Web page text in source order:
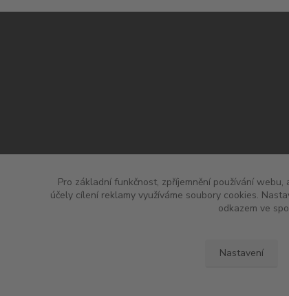
Pro základní funkčnost, zpříjemnění používání
účely cílení reklamy využíváme soubory cookies.
odkazem ve
Nastavení